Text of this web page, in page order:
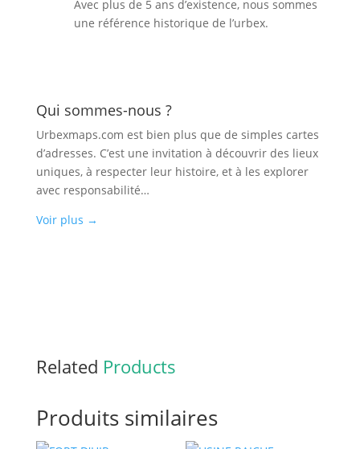
Avec plus de 5 ans d’existence, nous sommes
une référence historique de l’urbex.
Qui sommes-nous ?
Urbexmaps.com est bien plus que de simples cartes
d’adresses. C’est une invitation à découvrir des lieux
uniques, à respecter leur histoire, et à les explorer
avec responsabilité…
Voir plus →
Related Products
Produits similaires